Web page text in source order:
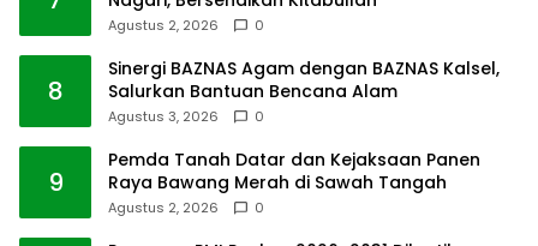
Agustus 2, 2026 0
8
Sinergi BAZNAS Agam dengan BAZNAS Kalsel,
Salurkan Bantuan Bencana Alam
Agustus 3, 2026 0
9
Pemda Tanah Datar dan Kejaksaan Panen
Raya Bawang Merah di Sawah Tangah
Agustus 2, 2026 0